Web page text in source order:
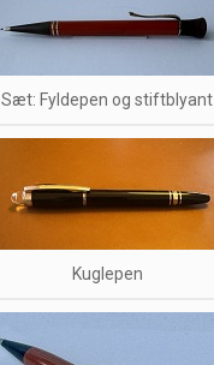
Sæt: Fyldepen og stiftblyant
Kuglepen